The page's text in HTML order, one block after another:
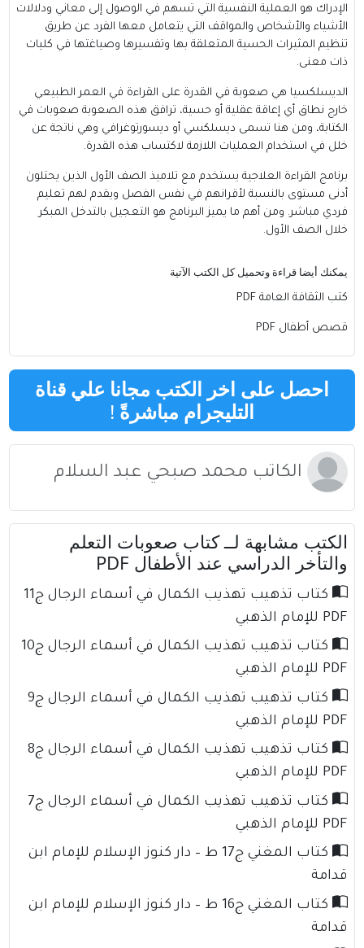
الإدراك هو العملية النفسية التي تسهم في الوصول إلى معاني ودلالات
الأشياء والأشخاص والمواقف التي يتعامل معها الفرد عن طريق
تنظيم المثيرات الحسية المتعلقة بها وتفسيرها وصياغتها في كليات
ذات معنى.
الديسلكسيا هي صعوبة في القدرة على القراءة في العمر الطبيعي
خارج نطاق أي إعاقة عقلية أو حسية، ترافق هذه الصعوبة صعوبات في
الكتابة، ومن هنا تسمى ديسلكسي أو ديسورتوغرافي وهي ناتجة عن
خلل في استخدام العمليات اللازمة لاكتساب هذه القدرة.
برنامج القراءة العلاجية يستخدم مع تلاميذ الصف الأول الذين يحتلون
أدنى مستوى بالنسبة لأقرانهم في نفس الفصل ويقدم لهم تعليم
فردي مباشر. ومن أهم ما يميز البرنامج هو التعجيل بالتدخل المبكر
خلال الصف الأول.
يمكنك أيضا قراءة وتحميل كل الكتب الآتية
كتب الثقافة العامة PDF
قصص أطفال PDF
احصل على اخر الكتب مجانا علي قناة
التليجرام مباشرةً !
الكاتب محمد صبحي عبد السلام
الكتب مشابهة لــ كتاب صعوبات التعلم
والتأخر الدراسي عند الأطفال PDF
كتاب تذهيب تهذيب الكمال في أسماء الرجال ج11
PDF للإمام الذهبي
كتاب تذهيب تهذيب الكمال في أسماء الرجال ج10
PDF للإمام الذهبي
كتاب تذهيب تهذيب الكمال في أسماء الرجال ج9
PDF للإمام الذهبي
كتاب تذهيب تهذيب الكمال في أسماء الرجال ج8
PDF للإمام الذهبي
كتاب تذهيب تهذيب الكمال في أسماء الرجال ج7
PDF للإمام الذهبي
كتاب المغني ج17 ط – دار كنوز الإسلام للإمام ابن
قدامة
كتاب المغني ج16 ط – دار كنوز الإسلام للإمام ابن
قدامة